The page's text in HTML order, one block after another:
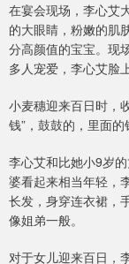
在宴会现场，李心艾
的大眼睛，粉嫩的肌
分高颜值的宝宝。现
多人宠爱，李心艾脸
小麦穗迎来百日时，
钱”，鼓鼓的，里面的
李心艾和比她小9岁
婆看起来相当年轻，
长发，身穿连衣裙，
像姐弟一般。
对于女儿迎来百日，